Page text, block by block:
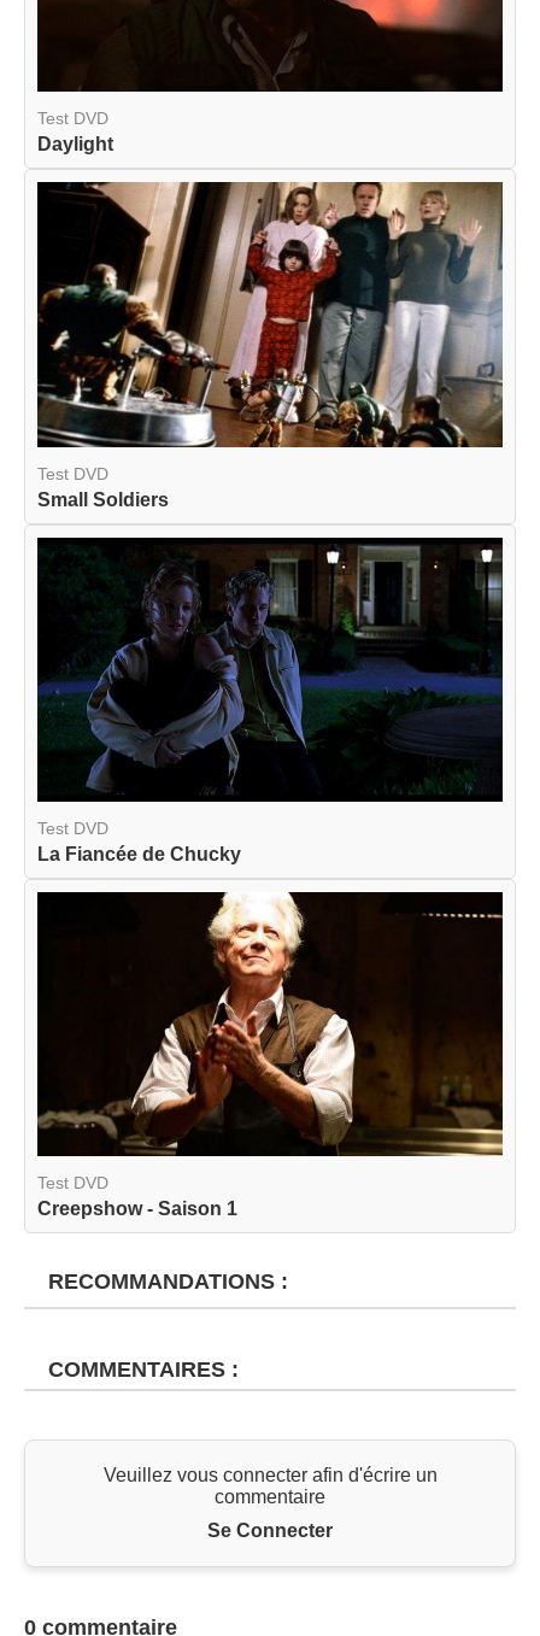
Test DVD
Daylight
Test DVD
Small Soldiers
Test DVD
La Fiancée de Chucky
Test DVD
Creepshow - Saison 1
RECOMMANDATIONS :
COMMENTAIRES :
Veuillez vous connecter afin d'écrire un
commentaire
Se Connecter
0 commentaire